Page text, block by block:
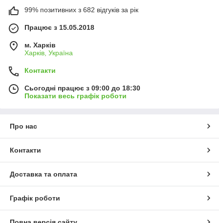
99% позитивних з 682 відгуків за рік
Працює з 15.05.2018
м. Харків
Харків, Україна
Контакти
Сьогодні працює з 09:00 до 18:30
Показати весь графік роботи
Про нас
Контакти
Доставка та оплата
Графік роботи